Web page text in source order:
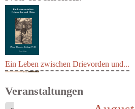
Ein Leben zwischen Drievorden und...
Veranstaltungen